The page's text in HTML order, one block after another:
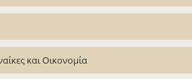
και Οικονομία